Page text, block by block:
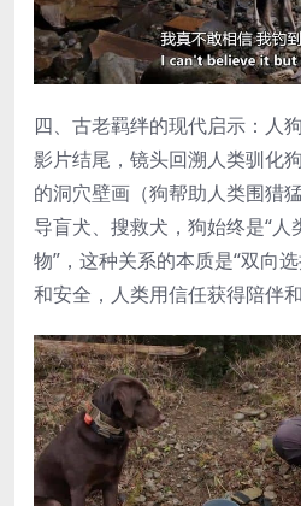
四、古老羁绊的现代启示：人
影片结尾，镜头回溯人类驯
的洞穴壁画（狗帮助人类围猎
导盲犬、搜救犬，狗始终是“人
物”，这种关系的本质是“双向
和安全，人类用信任获得陪伴和